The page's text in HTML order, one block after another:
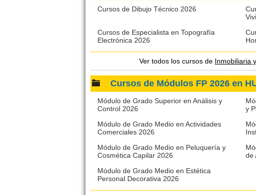
Cursos de Dibujo Técnico 2026
Cursos de Especialista en Topografía
Electrónica 2026
Ver todos los cursos de Inmobiliaria
Cursos de Módulos FP 2026 en
Módulo de Grado Superior en Análisis y
Control 2026
y
Módulo de Grado Medio en Actividades
Comerciales 2026
Módulo de Grado Medio en Peluquería y
Cosmética Capilar 2026
de
Módulo de Grado Medio en Estética
Personal Decorativa 2026